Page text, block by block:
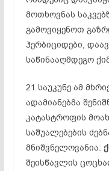
მოთხოვნას
გამოვიყენოთ
ჰერბიციდები,
საწინააღმდეგო
21 საუკუნე ამ
ადამიანებმა
კატასტროფის
საშუალებების
მნიშვნელოვანია:
შეისწავლის